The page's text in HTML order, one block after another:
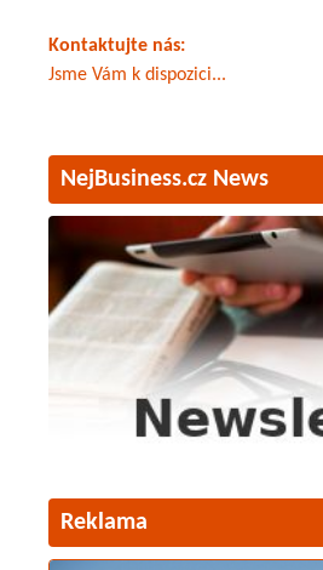
Kontaktujte nás:
Jsme Vám k dispozici...
NejBusiness.cz News
Reklama